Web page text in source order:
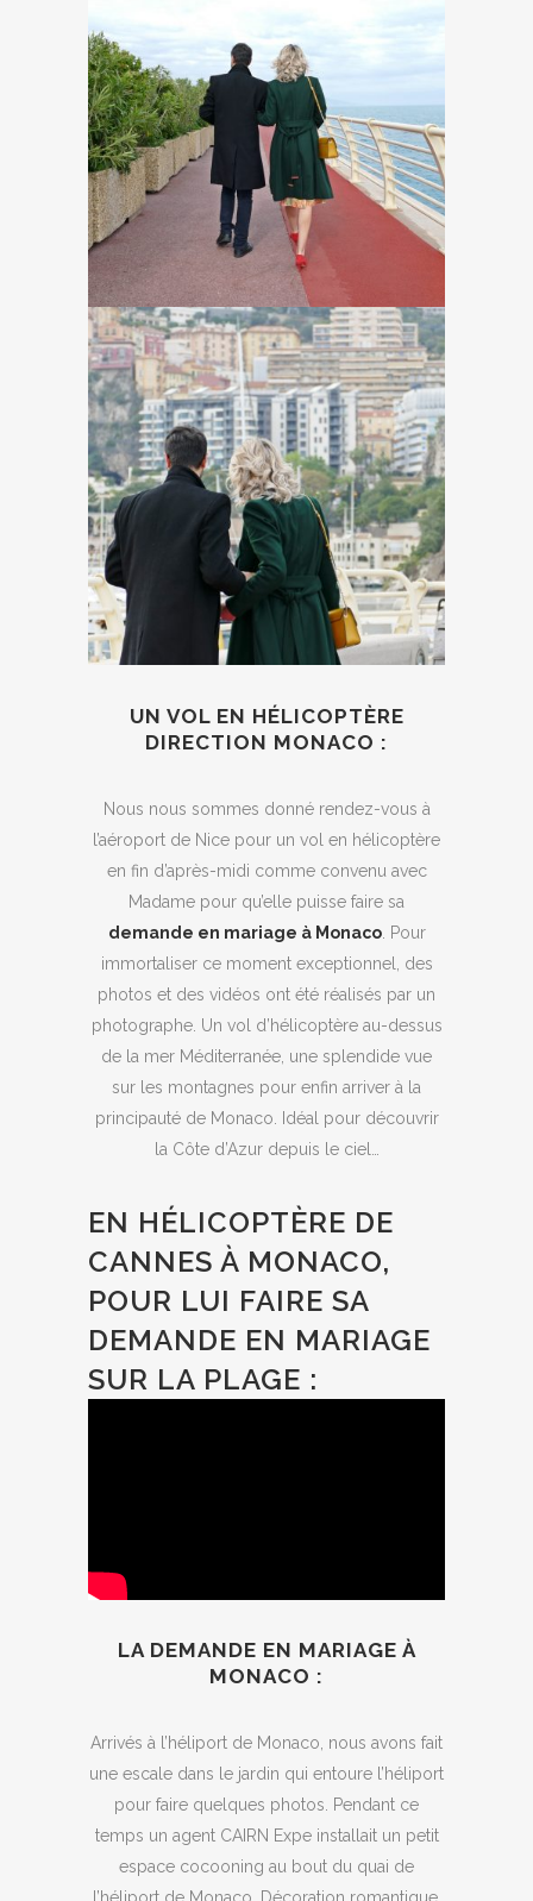
UN VOL EN HÉLICOPTÈRE
DIRECTION MONACO :
Nous nous sommes donné rendez-vous à
l’aéroport de Nice pour un vol en hélicoptère
en fin d’après-midi comme convenu avec
Madame pour qu’elle puisse faire sa
demande en mariage à Monaco. Pour
immortaliser ce moment exceptionnel, des
photos et des vidéos ont été réalisés par un
photographe. Un vol d’hélicoptère au-dessus
de la mer Méditerranée, une splendide vue
sur les montagnes pour enfin arriver à la
principauté de Monaco. Idéal pour découvrir
la Côte d’Azur depuis le ciel…
EN HÉLICOPTÈRE DE
CANNES À MONACO,
POUR LUI FAIRE SA
DEMANDE EN MARIAGE
SUR LA PLAGE :
LA DEMANDE EN MARIAGE À
MONACO :
Arrivés à l’héliport de Monaco, nous avons fait
une escale dans le jardin qui entoure l’héliport
pour faire quelques photos. Pendant ce
temps un agent CAIRN Expe installait un petit
espace cocooning au bout du quai de